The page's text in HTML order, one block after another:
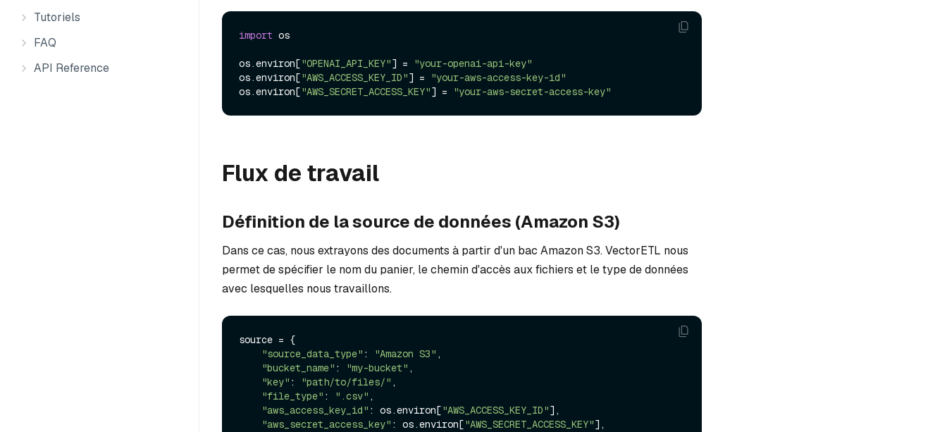
Tutoriels
FAQ
API Reference
import os
os.environ["OPENAI_API_KEY"] =
"your-openai-api-key"
os.environ["AWS_ACCESS_KEY_ID"] =
"your-aws-access-key-id"
os.environ["AWS_SECRET_ACCESS_KEY"] = "your-aws-secret-access-key"
Flux de travail
Définition de la source de données (Amazon S3)
Dans ce cas, nous extrayons des documents à partir d'un bac Amazon S3. VectorETL nous
permet de spécifier le nom du panier, le chemin d'accès aux fichiers et le type de données
avec lesquelles nous travaillons.
source = {
"source_data_type" : "Amazon S3" ,
"bucket_name" : "my-bucket" ,
"key" : "path/to/files/" ,
"file_type" : ".csv" ,
"aws_access_key_id" : os.environ["AWS_ACCESS_KEY_ID"],
"aws_secret_access_key" : os.environ["AWS_SECRET_ACCESS_KEY"],